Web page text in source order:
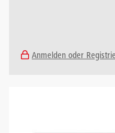
Anmelden oder